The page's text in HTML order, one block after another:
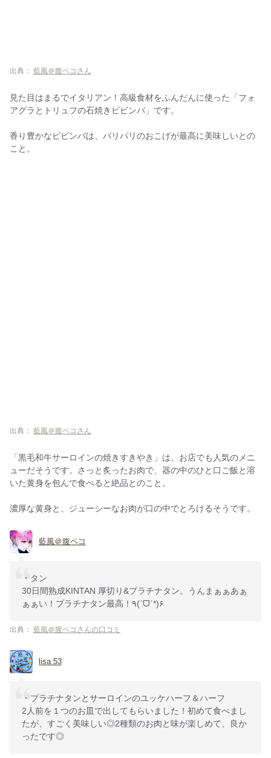
出典： 藍風＠腹ペコさん
見た目はまるでイタリアン！高級食材をふんだんに使った「フォ
アグラとトリュフの石焼きビビンバ」です。
香り豊かなビビンバは、パリパリのおこげが最高に美味しいとの
こと。
出典： 藍風＠腹ペコさん
「黒毛和牛サーロインの焼きすきやき」は、お店でも人気のメニ
ューだそうです。さっと炙ったお肉で、器の中のひと口ご飯と溶
いた黄身を包んで食べると絶品とのこと。
濃厚な黄身と、ジューシーなお肉が口の中でとろけるそうです。
藍風＠腹ペコ
・タン
30日間熟成KINTAN 厚切り&プラチナタン。うんまぁぁあぁ
ぁぁい！プラチナタン最高！٩(ˊᗜˋ*)۶
出典： 藍風＠腹ペコさんの口コミ
lisa.53
・プラチナタンとサーロインのユッケハーフ＆ハーフ
2人前を１つのお皿で出してもらいました！初めて食べまし
たが、すごく美味しい◎2種類のお肉と味が楽しめて、良か
ったです◎